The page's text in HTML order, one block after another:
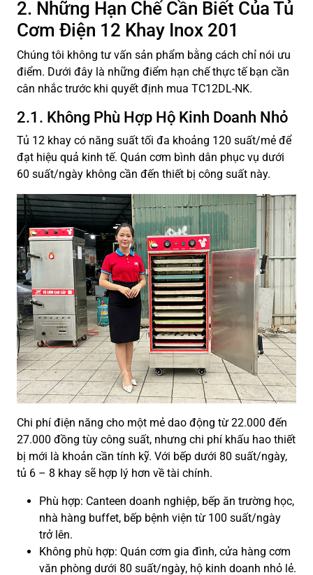
2. Những Hạn Chế Cần Biết Của Tủ
Cơm Điện 12 Khay Inox 201
Chúng tôi không tư vấn sản phẩm bằng cách chỉ nói ưu
điểm. Dưới đây là những điểm hạn chế thực tế bạn cần
cân nhắc trước khi quyết định mua TC12DL-NK.
2.1. Không Phù Hợp Hộ Kinh Doanh Nhỏ
Tủ 12 khay có năng suất tối đa khoảng 120 suất/mẻ để
đạt hiệu quả kinh tế. Quán cơm bình dân phục vụ dưới
60 suất/ngày không cần đến thiết bị công suất này.
Chi phí điện năng cho một mẻ dao động từ 22.000 đến
27.000 đồng tùy công suất, nhưng chi phí khấu hao thiết
bị mới là khoản cần tính kỹ. Với bếp dưới 80 suất/ngày,
tủ 6 – 8 khay sẽ hợp lý hơn về tài chính.
Phù hợp: Canteen doanh nghiệp, bếp ăn trường học,
nhà hàng buffet, bếp bệnh viện từ 100 suất/ngày
trở lên.
Không phù hợp: Quán cơm gia đình, cửa hàng cơm
văn phòng dưới 80 suất/ngày, hộ kinh doanh nhỏ lẻ.